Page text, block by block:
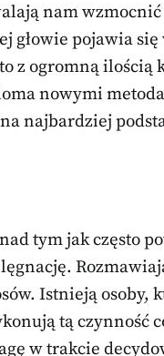
nam
głowie pojawia
z ogromną
nowymi
najbardziej
tym jak często
Istnieją osoby,
tą czynność
w trakcie